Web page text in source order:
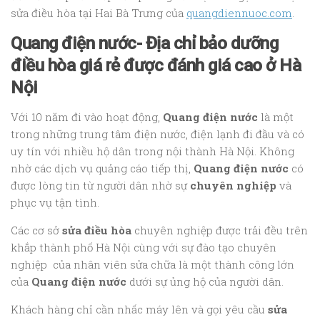
sửa điều hòa tại Hai Bà Trưng của quangdiennuoc.com.
Quang điện nước- Địa chỉ bảo dưỡng
điều hòa giá rẻ được đánh giá cao ở Hà
Nội
Với 10 năm đi vào hoạt động, Quang điện nước là một
trong những trung tâm điện nước, điện lạnh đi đầu và có
uy tín với nhiều hộ dân trong nội thành Hà Nội. Không
nhờ các dịch vụ quảng cáo tiếp thị, Quang điện nước có
được lòng tin từ người dân nhờ sự chuyên nghiệp và
phục vụ tận tình.
Các cơ sở sửa điều hòa chuyên nghiệp được trải đều trên
khắp thành phố Hà Nội cùng với sự đào tạo chuyên
nghiệp của nhân viên sửa chữa là một thành công lớn
của Quang điện nước dưới sự ủng hộ của người dân.
Khách hàng chỉ cần nhấc máy lên và gọi yêu cầu sửa